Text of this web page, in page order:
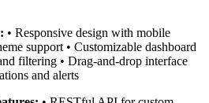
• Responsive design with mobile
support • Customizable dashboard
filtering • Drag-and-drop interface
and alerts